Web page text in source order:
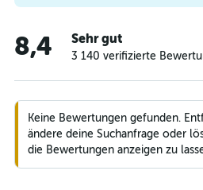
8,4 Sehr gut
3 140 verifizierte
Keine Bewertungen gefunden.
ändere deine Suchanfrage oder
die Bewertungen anzeigen zu